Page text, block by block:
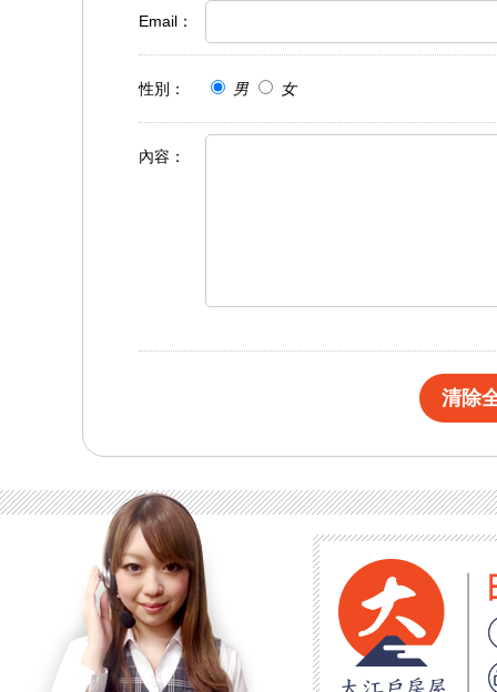
Email ：
性別 ： 男 女
內容 ：
清除